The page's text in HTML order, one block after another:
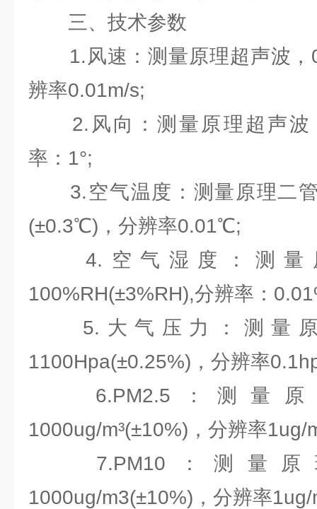
三、技术参数
1.风速：测量原理超声波，0
辨率0.01m/s;
2.风向：测量原理超声波
率：1°;
3.空气温度：测量原理二
(±0.3℃)，分辨率0.01℃;
4.空气湿度：测量
100%RH(±3%RH),分辨率：
5.大气压力：测量原
1100Hpa(±0.25%)，分辨率
6.PM2.5：测量原
1000ug/m³(±10%)，分辨率1ug/
7.PM10：测量原
1000ug/m3(±10%)，分辨率1ug/